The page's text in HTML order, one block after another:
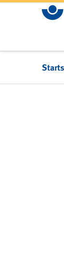
Zum